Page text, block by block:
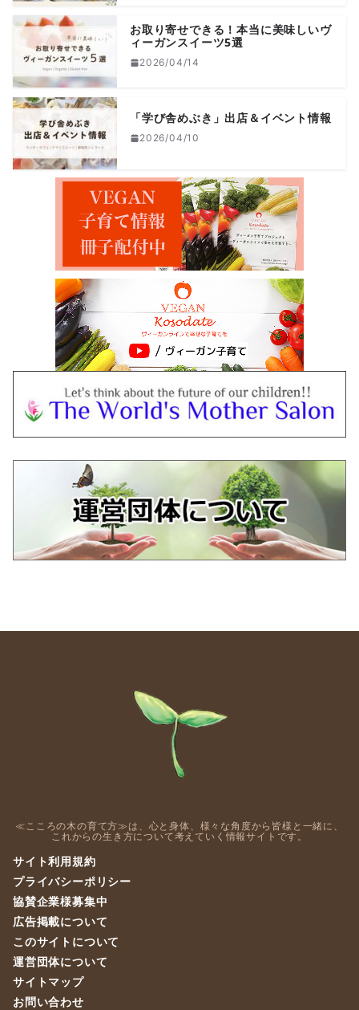
お取り寄せできる！本当に美味しいヴ
ィーガンスイーツ5選
2026/04/14
「学び舎めぶき」出店＆イベント情報
2026/04/10
≪こころの木の育て方≫は、心と身体、様々な角度から皆様と一緒に、
これからの生き方について考えていく情報サイトです。
サイト利用規約
プライバシーポリシー
協賛企業様募集中
広告掲載について
このサイトについて
運営団体について
サイトマップ
お問い合わせ